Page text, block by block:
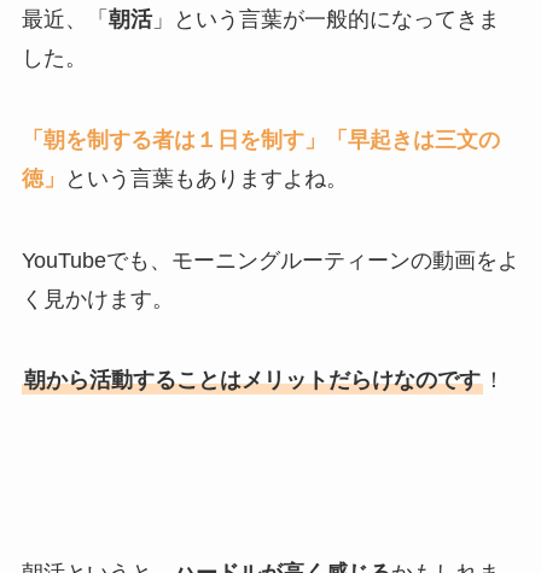
最近、「 朝活」という言葉が一般的になってきま
した。
「朝を制する者は１日を制す」「早起きは三文の
徳」
という言葉もありますよね。
YouTubeでも、モーニングルーティーンの動画をよ
く見かけます。
朝から活動することはメリットだらけなのです！